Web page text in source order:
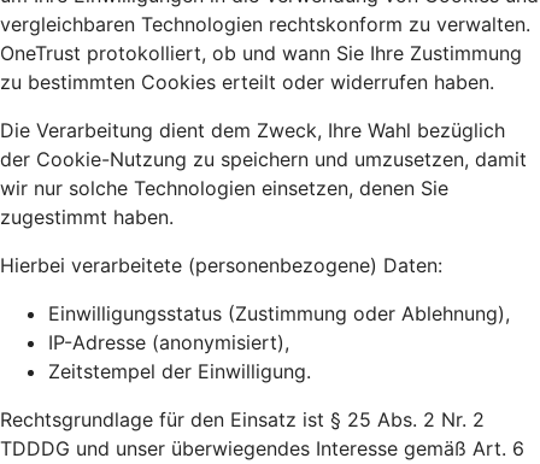
vergleichbaren Technologien rechtskonform zu verwalten.
OneTrust protokolliert, ob und wann Sie Ihre Zustimmung
zu bestimmten Cookies erteilt oder widerrufen haben.
Die Verarbeitung dient dem Zweck, Ihre Wahl bezüglich
der Cookie-Nutzung zu speichern und umzusetzen, damit
wir nur solche Technologien einsetzen, denen Sie
zugestimmt haben.
Hierbei verarbeitete (personenbezogene) Daten:
Einwilligungsstatus (Zustimmung oder Ablehnung),
IP-Adresse (anonymisiert),
Zeitstempel der Einwilligung.
Rechtsgrundlage für den Einsatz ist § 25 Abs. 2 Nr. 2
TDDDG und unser überwiegendes Interesse gemäß Art. 6